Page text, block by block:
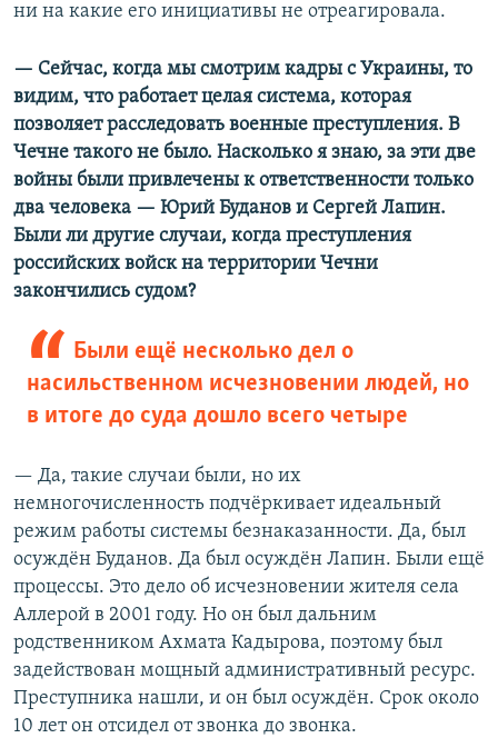
ни на какие его инициативы не отреагировала.
— Сейчас, когда мы смотрим кадры с Украины, то
видим, что работает целая система, которая
позволяет расследовать военные преступления. В
Чечне такого не было. Насколько я знаю, за эти две
войны были привлечены к ответственности только
два человека —​ Юрий Буданов и Сергей Лапин.
Были ли другие случаи, когда преступления
российских войск на территории Чечни
закончились судом?
Были ещё несколько дел о
насильственном исчезновении людей, но
в итоге до суда дошло всего четыре
— Да, такие случаи были, но их
немногочисленность подчёркивает идеальный
режим работы системы безнаказанности. Да, был
осуждён Буданов. Да был осуждён Лапин. Были ещё
процессы. Это дело об исчезновении жителя села
Аллерой в 2001 году. Но он был дальним
родственником Ахмата Кадырова, поэтому был
задействован мощный административный ресурс.
Преступника нашли, и он был осуждён. Срок около
10 лет он отсидел от звонка до звонка.